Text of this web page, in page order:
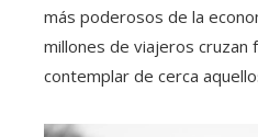
más poderosos de la
millones de viajeros cruzan
contemplar de cerca